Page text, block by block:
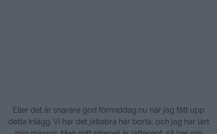
Eller det är snarare god förmiddag nu när jag fått upp
detta inlägg. Vi har det jättebra här borta, och jag har lärt